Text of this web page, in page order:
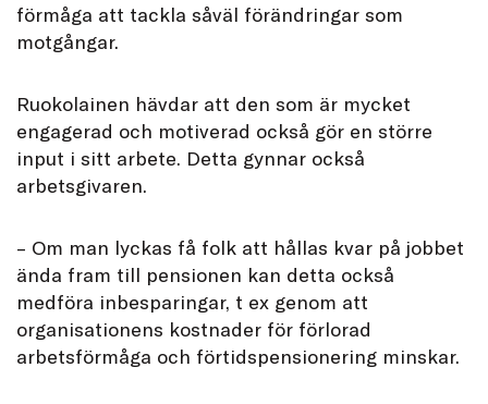
förmåga att tackla såväl förändringar som
motgångar.
Ruokolainen hävdar att den som är mycket
engagerad och motiverad också gör en större
input i sitt arbete. Detta gynnar också
arbetsgivaren.
– Om man lyckas få folk att hållas kvar på jobbet
ända fram till pensionen kan detta också
medföra inbesparingar, t ex genom att
organisationens kostnader för förlorad
arbetsförmåga och förtidspensionering minskar.